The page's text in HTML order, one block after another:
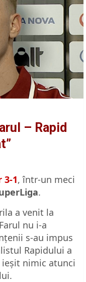
– Rapid
3-1, într-un meci
.
a venit la
nu i-a
s-au impus
Rapidului a
nimic atunci